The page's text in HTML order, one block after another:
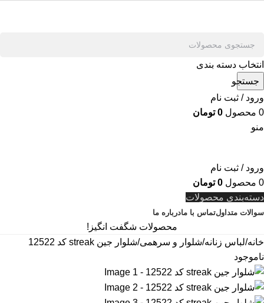
انتخاب دسته بندی
جستجو
ورود / ثبت نام
0 محصول 0 تومان
منو
ورود / ثبت نام
0 محصول 0 تومان
دسته‌بندی محصولات
سوالات متداولتماس با مادرباره ما
محصولات شگفت انگیز!
خانه لباس زنانه شلوار و سرهمی شلوار جین streak کد 12522
ناموجود